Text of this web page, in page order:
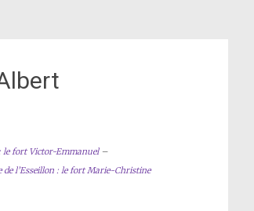
le fort Victor-Emmanuel–
de l’Esseillon : le fort Marie-Christine